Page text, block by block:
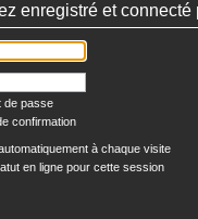
enregistré et
de passe
confirmation
à chaque visite
en ligne pour cette session